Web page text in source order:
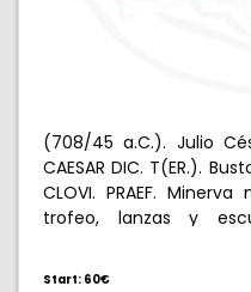
(708/45 a.C.). Julio
CAESAR DIC. T(ER.).
CLOVI. PRAEF.
trofeo, lanzas y
descentrado. Rara. MBC.
Start: 60€